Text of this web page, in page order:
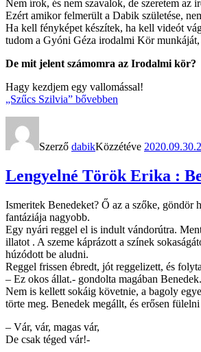
Nem írok, és nem szavalok, de szeretem az
Ezért amikor felmerült a Dabik születése,
Ha kell fényképet készítek, ha kell videót
tudom a Gyóni Géza irodalmi Kör
De mit jelent számomra az Irodalmi kör?
Hagy kezdjem egy vallomással!
„Szűcs Szilvia” bővebben
Szerző dabikKözzétéve 2020.09.30.
Lengyelné Török Erika :
Ismeritek Benedeket? Ő az a szőke,
fantáziája nagyobb.
Egy nyári reggel el is indult vándorútra.
illatot . A szeme káprázott a színek
húzódott be aludni.
Reggel frissen ébredt, jót reggelizett, és
– Ez okos állat.- gondolta magában
Nem is kellett sokáig követnie, a bagoly
törte meg. Benedek megállt, és erősen
– Vár, vár, magas vár,
De csak téged vár!-